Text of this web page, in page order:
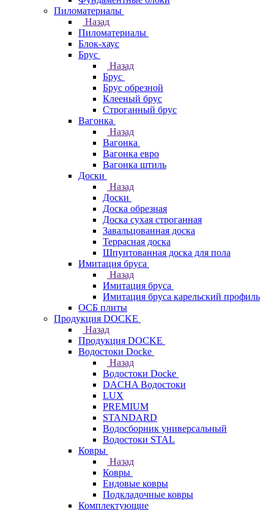
Пиломатериалы
Назад
Пиломатериалы
Блок-хаус
Брус
Назад
Брус
Брус обрезной
Клееный брус
Строганный брус
Вагонка
Назад
Вагонка
Вагонка евро
Вагонка штиль
Доски
Назад
Доски
Доска обрезная
Доска сухая строганная
Завальцованная доска
Террасная доска
Шпунтованная доска для пола
Имитация бруса
Назад
Имитация бруса
Имитация бруса карельский профиль
ОСБ плиты
Продукция DOCKE
Назад
Продукция DOCKE
Водостоки Docke
Назад
Водостоки Docke
DACHA Водостоки
LUX
PREMIUM
STANDARD
Водосборник универсальный
Водостоки STAL
Ковры
Назад
Ковры
Ендовые ковры
Подкладочные ковры
Комплектующие